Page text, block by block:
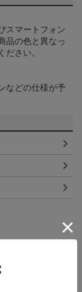
スマートフォン
品の色と異なっ
さい。
などの仕様が予